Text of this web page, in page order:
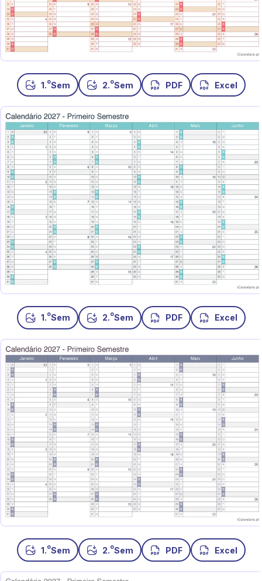
1.oSem 2.oSem PDF Excel
1.oSem 2.oSem PDF Excel
1.oSem 2.oSem PDF Excel